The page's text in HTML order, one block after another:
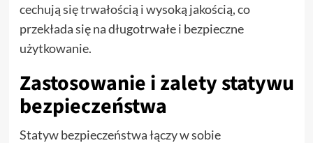
cechują się trwałością i wysoką jakością, co
przekłada się na długotrwałe i bezpieczne
użytkowanie.
Zastosowanie i zalety statywu
bezpieczeństwa
Statyw bezpieczeństwa łączy w sobie